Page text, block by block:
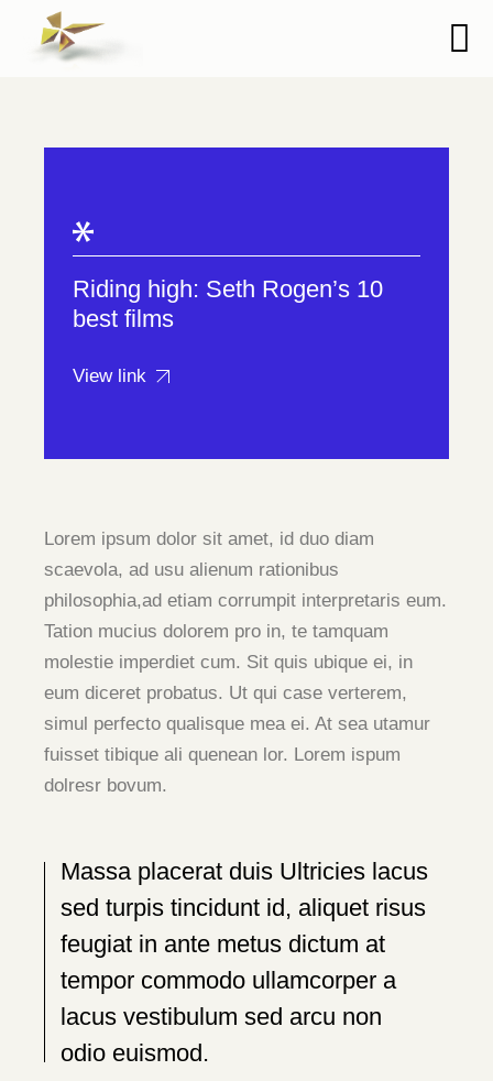
Riding high: Seth Rogen’s 10
best films
View link
Lorem ipsum dolor sit amet, id duo diam
scaevola, ad usu alienum rationibus
philosophia,ad etiam corrumpit interpretaris eum.
Tation mucius dolorem pro in, te tamquam
molestie imperdiet cum. Sit quis ubique ei, in
eum diceret probatus. Ut qui case verterem,
simul perfecto qualisque mea ei. At sea utamur
fuisset tibique ali quenean lor. Lorem ispum
dolresr bovum.
Massa placerat duis Ultricies lacus
sed turpis tincidunt id, aliquet risus
feugiat in ante metus dictum at
tempor commodo ullamcorper a
lacus vestibulum sed arcu non
odio euismod.